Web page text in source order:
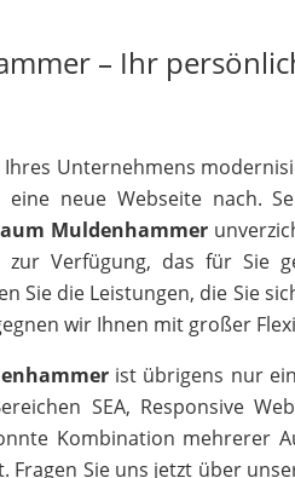
– Ihr
Unternehmens
neue Webseite nach.
Muldenhammer
zur Verfügung, das für Sie
Sie die Leistungen, die Sie
wir Ihnen mit großer
ist übrigens nur
SEA, Responsive
Kombination mehrerer
Fragen Sie uns jetzt über